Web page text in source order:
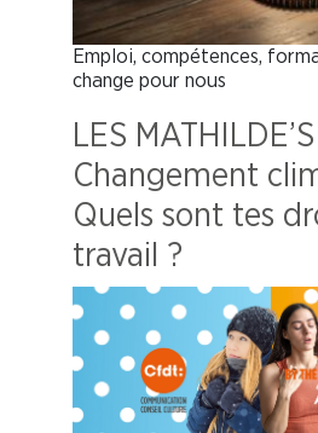
Emploi, compétences,
change pour nous
LES
Changement
Quels sont tes
travail ?